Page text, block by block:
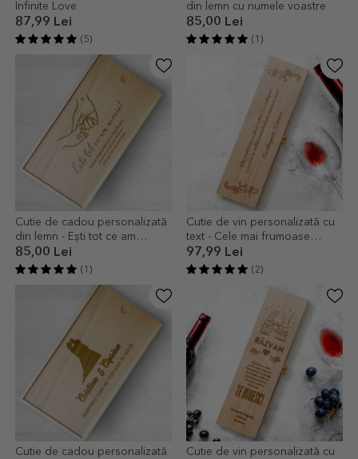
Infinite Love
87,99 Lei
(5)
din lemn cu numele voastre
85,00 Lei
(1)
Cutie de cadou personalizată
din lemn - Ești tot ce am
nevoie
85,00 Lei
(1)
Cutie de vin personalizată cu
text - Cele mai frumoase
gânduri
97,99 Lei
(2)
Cutie de cadou personalizată
Cutie de vin personalizată cu